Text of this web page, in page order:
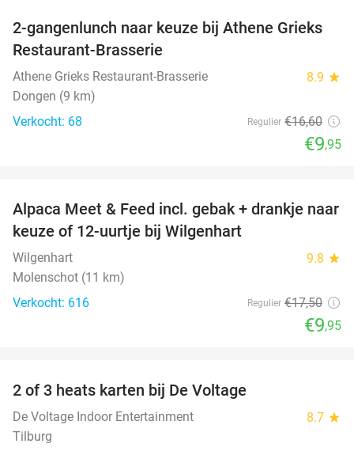
40%
2-gangenlunch naar keuze bij Athene Grieks
Restaurant-Brasserie
Athene Grieks Restaurant-Brasserie 8.9 star
Dongen (9 km)
Verkocht: 68
Regulier €16,60
€9,95
43%
Alpaca Meet & Feed incl. gebak + drankje naar
keuze of 12-uurtje bij Wilgenhart
Wilgenhart 9.8 star
Molenschot (11 km)
Verkocht: 616
Regulier €17,50
€9,95
2 of 3 heats karten bij De Voltage
De Voltage Indoor Entertainment 8.7 star
Tilburg